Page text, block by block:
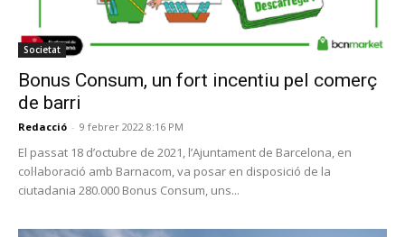
Societat
Bonus Consum, un fort incentiu pel comerç
de barri
Redacció - 9 febrer 2022 8:16 PM
El passat 18 d’octubre de 2021, l’Ajuntament de Barcelona, en
col·laboració amb Barnacom, va posar en disposició de la
ciutadania 280.000 Bonus Consum, uns...